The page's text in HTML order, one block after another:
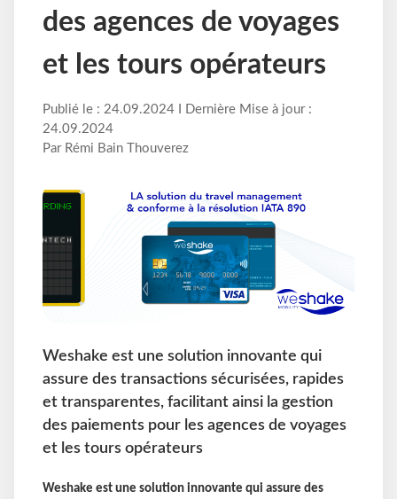
des agences de voyages
et les tours opérateurs
Publié le : 24.09.2024 I Dernière Mise à jour :
24.09.2024
Par Rémi Bain Thouverez
Weshake est une solution innovante qui
assure des transactions sécurisées, rapides
et transparentes, facilitant ainsi la gestion
des paiements pour les agences de voyages
et les tours opérateurs
Weshake est une solution innovante qui assure des